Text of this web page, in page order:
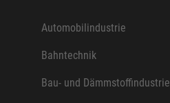
Automobilindustrie
Bahntechnik
Bau- und Dämmstoffindustrie